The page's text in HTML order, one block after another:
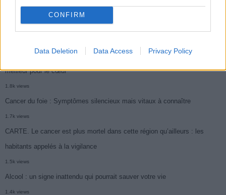
CONFIRM
Data Deletion Data Access Privacy Policy
Ce cancer mortel explose chez les personnes nées après 1980 : le
symptôme à repérer
Je suis cardiologue et voici le seul chocolat que je valide : c’est le
meilleur pour le cœur
1.8k views
Cancer du foie : Symptômes silencieux mais vitaux à connaître
1.7k views
CARTE. Le cancer est plus mortel dans cette région qu’ailleurs : les
habitants appelés à la vigilance
1.5k views
Alcool : un signe inattendu qui pourrait sauver votre vie
1.4k views